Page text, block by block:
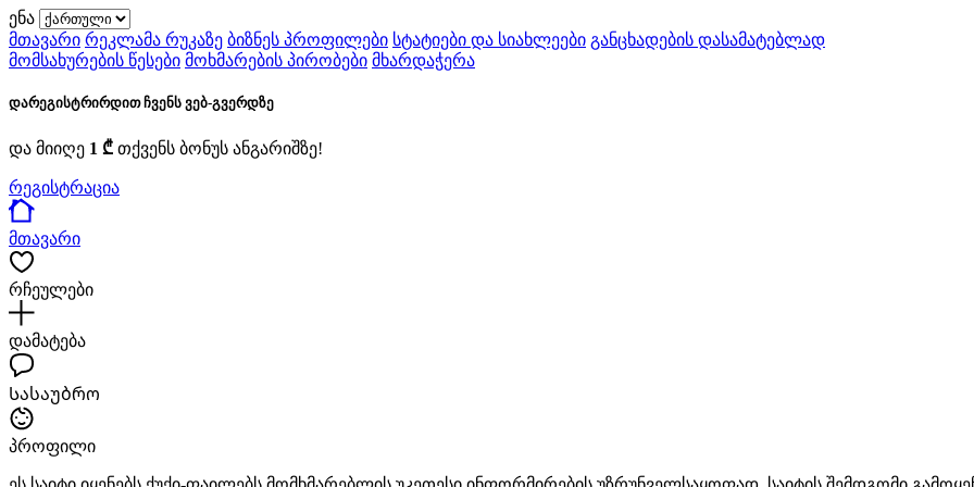
ენა
მთავარი რეკლამა რუკაზე ბიზნეს პროფილები სტატიები და სიახლეები განცხადების დასამატებლად
მომსახურების წესები მოხმარების პირობები მხარდაჭერა
დარეგისტრირდით ჩვენს ვებ-გვერდზე
და მიიღე 1 ₾ თქვენს ბონუს ანგარიშზე!
რეგისტრაცია
მთავარი
რჩეულები
დამატება
Სასაუბრო
პროფილი